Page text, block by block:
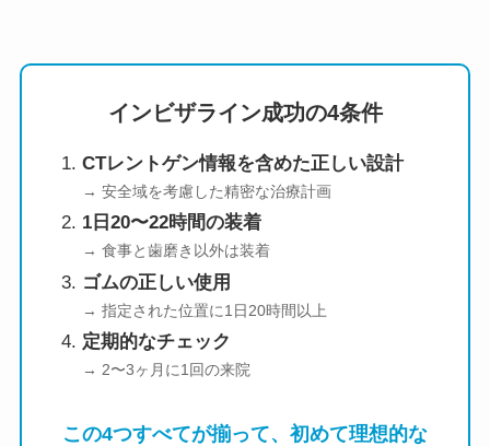
インビザライン成功の4条件
CTレントゲン情報を含めた正しい設計
→ 安全域を考慮した精密な治療計画
1日20〜22時間の装着
→ 食事と歯磨き以外は装着
ゴムの正しい使用
→ 指定された位置に1日20時間以上
定期的なチェック
→ 2〜3ヶ月に1回の来院
この4つすべてが揃って、初めて理想的な